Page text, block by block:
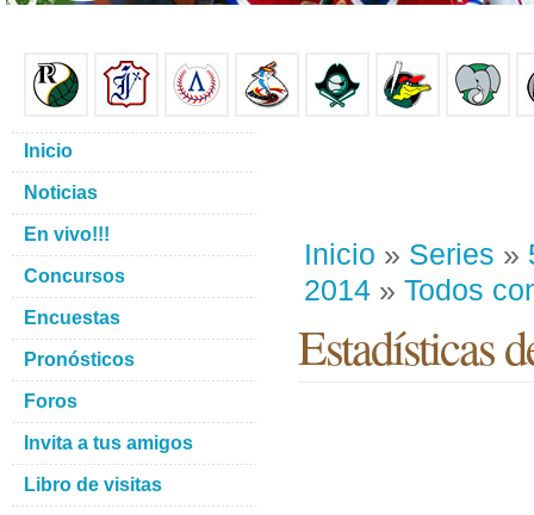
Inicio » Series »
2014 » Todos
Estadísticas
Inicio
Noticias
En vivo!!!
Concursos
Encuestas
Pronósticos
Foros
Invita a tus amigos
Libro de visitas